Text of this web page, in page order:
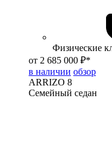
Физические
от 2 685 000 ₽*
в наличии обзор
ARRIZO 8
Семейный седан